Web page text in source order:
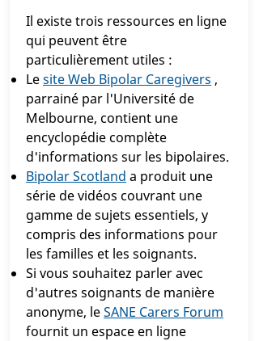
Il existe trois ressources en ligne
qui peuvent être
particulièrement utiles :
Lesite Web Bipolar Caregivers ,
parrainé par l'Université de
Melbourne, contient une
encyclopédie complète
d'informations sur les bipolaires.
Bipolar Scotland a produit une
série de vidéos couvrant une
gamme de sujets essentiels, y
compris des informations pour
les familles et les soignants.
Si vous souhaitez parler avec
d'autres soignants de manière
anonyme, leSANE Carers Forum
fournit un espace en ligne